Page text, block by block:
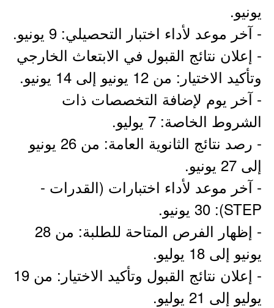
يونيو.
- آخر موعد لأداء اختبار التحصيلي: 9 يونيو.
- إعلان نتائج القبول في الابتعاث الخارجي
وتأكيد الاختيار: من 12 يونيو إلى 14 يونيو.
- آخر يوم لإضافة التخصصات ذات
الشروط الخاصة: 7 يوليو.
- رصد نتائج الثانوية العامة: من 26 يونيو
إلى 27 يونيو.
- آخر موعد لأداء اختبارات (القدرات -
STEP): 30 يونيو.
- إظهار الفرص المتاحة للطلبة: من 28
يونيو إلى 18 يوليو.
- إعلان نتائج القبول وتأكيد الاختيار: من 19
يوليو إلى 21 يوليو.